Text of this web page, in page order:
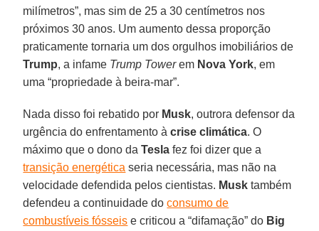
milímetros”, mas sim de 25 a 30 centímetros nos
próximos 30 anos. Um aumento dessa proporção
praticamente tornaria um dos orgulhos imobiliários de
Trump, a infame Trump Towerem Nova York, em
uma “propriedade à beira-mar”.
Nada disso foi rebatido por Musk, outrora defensor da
urgência do enfrentamento àcrise climática. O
máximo que o dono daTesla fez foi dizer que a
transição energética seria necessária, mas não na
velocidade defendida pelos cientistas. Musk também
defendeu a continuidade doconsumo de
combustíveis fósseis e criticou a “difamação” do Big